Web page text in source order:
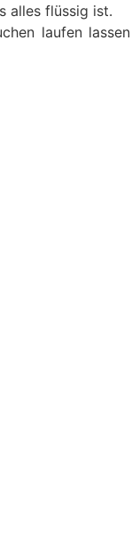
alles flüssig ist.
laufen lassen